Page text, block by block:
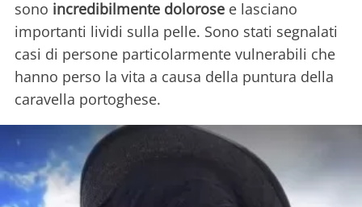
sono incredibilmente dolorose e lasciano
importanti lividi sulla pelle. Sono stati segnalati
casi di persone particolarmente vulnerabili che
hanno perso la vita a causa della puntura della
caravella portoghese.